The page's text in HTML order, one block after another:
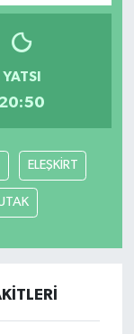
YATSI
20:50
ELEŞKİRT